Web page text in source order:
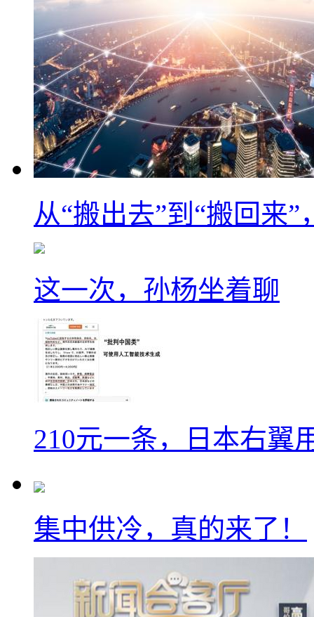
从“搬出去”到“搬回来
这一次，孙杨坐着聊
210元一条，日本右翼
集中供冷，真的来了！